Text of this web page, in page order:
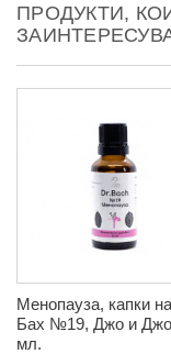
ПРОДУКТИ,
Менопауза, капки
Бах №19, Джо и
мл.